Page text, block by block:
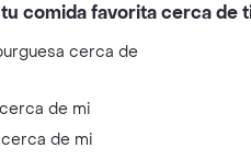
comida favorita cerca de
cerca de
de mi
cerca de mi